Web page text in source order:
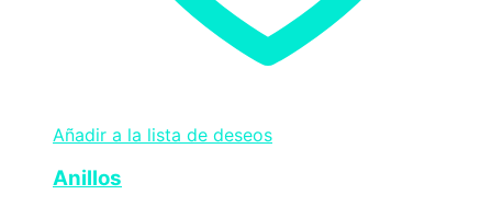
Añadir a la lista de deseos
Anillos